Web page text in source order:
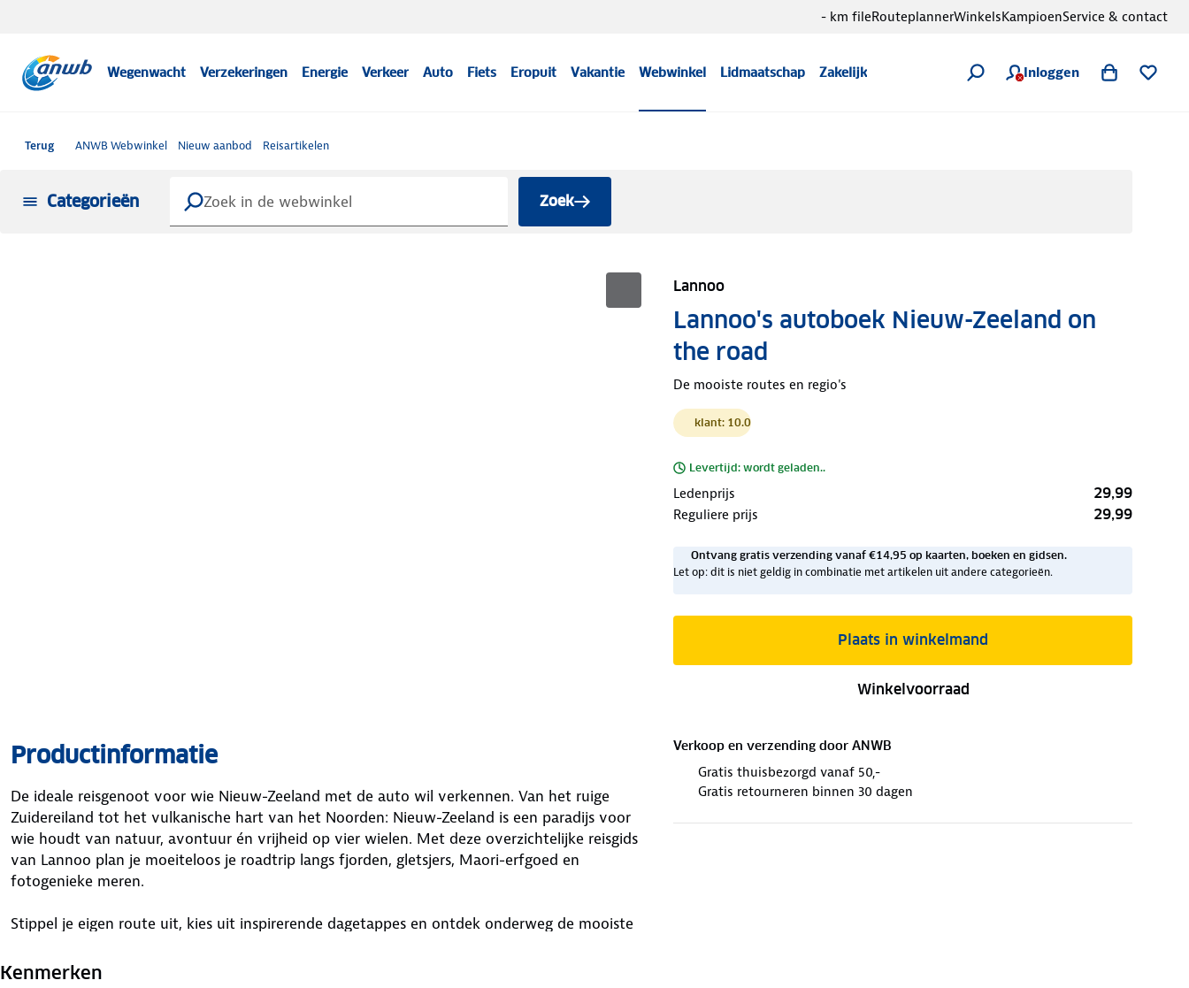
Wegenwacht Verzekeringen Energie Verkeer Auto Fiets Eropuit Vakantie Webwinkel Lidmaatschap Zakelijk Inloggen
- km fileRouteplannerWinkelsKampioenService & contact
Terug ANWB Webwinkel Nieuw aanbod Reisartikelen
Categorieën Zoek
Lannoo
Lannoo's autoboek Nieuw-Zeeland on
the road
De mooiste routes en regio's
klant: 10.0
Levertijd: wordt geladen..
Ledenprijs 29,99
Reguliere prijs 29,99
Ontvang gratis verzending vanaf €14,95 op kaarten, boeken en gidsen.
Let op: dit is niet geldig in combinatie met artikelen uit andere categorieën.
Plaats in winkelmand
Winkelvoorraad
Verkoop en verzending door ANWB
Gratis thuisbezorgd vanaf 50,-
Gratis retourneren binnen 30 dagen
Productinformatie
De ideale reisgenoot voor wie Nieuw-Zeeland met de auto wil verkennen. Van het ruige
Zuidereiland tot het vulkanische hart van het Noorden: Nieuw-Zeeland is een paradijs voor
wie houdt van natuur, avontuur én vrijheid op vier wielen. Met deze overzichtelijke reisgids
van Lannoo plan je moeiteloos je roadtrip langs fjorden, gletsjers, Maori-erfgoed en
fotogenieke meren.
Stippel je eigen route uit, kies uit inspirerende dagetappes en ontdek onderweg de mooiste
proeven of walvissen spotten, met dit autoboek beleef je het land op jouw tempo.
Kenmerken